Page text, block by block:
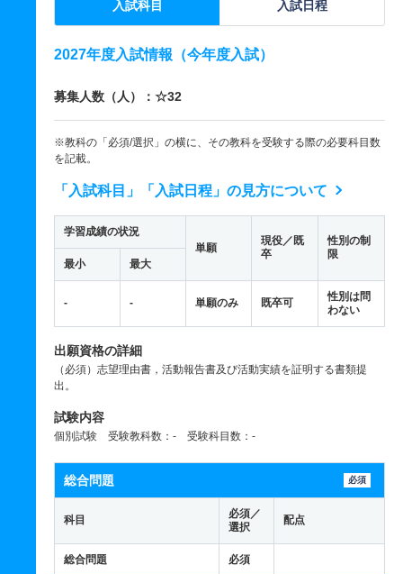
入試科目 入試日程
2027年度入試情報（今年度入試）
募集人数（人）：☆32
※教科の「必須/選択」の横に、その教科を受験する際の必要科目数
を記載。
「入試科目」「入試日程」の見方について
学習成績の状況
単願
現役／既
卒
性別の制
限
最小 最大
- - 単願のみ 既卒可
性別は問
わない
出願資格の詳細
（必須）志望理由書，活動報告書及び活動実績を証明する書類提
出。
試験内容
個別試験 受験教科数：- 受験科目数：-
総合問題 必須
科目
必須／
選択
配点
総合問題 必須